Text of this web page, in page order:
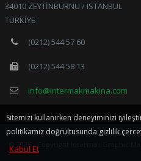
34010 ZEYTİNBURNU / ISTANBUL
TÜRKİYE
(0212) 544 57 60
(0212) 544 58 13
info@intermakmakina.com
© 2026 - Copyright İntermak Graphic
Sitemizi kullanırken deneyiminizi
politikamız doğrultusunda gizlilik
Kabul Et